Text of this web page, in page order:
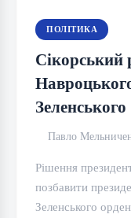
ПОЛІТИКА
Сікорський
Зеленського
Павло
Рішення
позбавити
Зеленського